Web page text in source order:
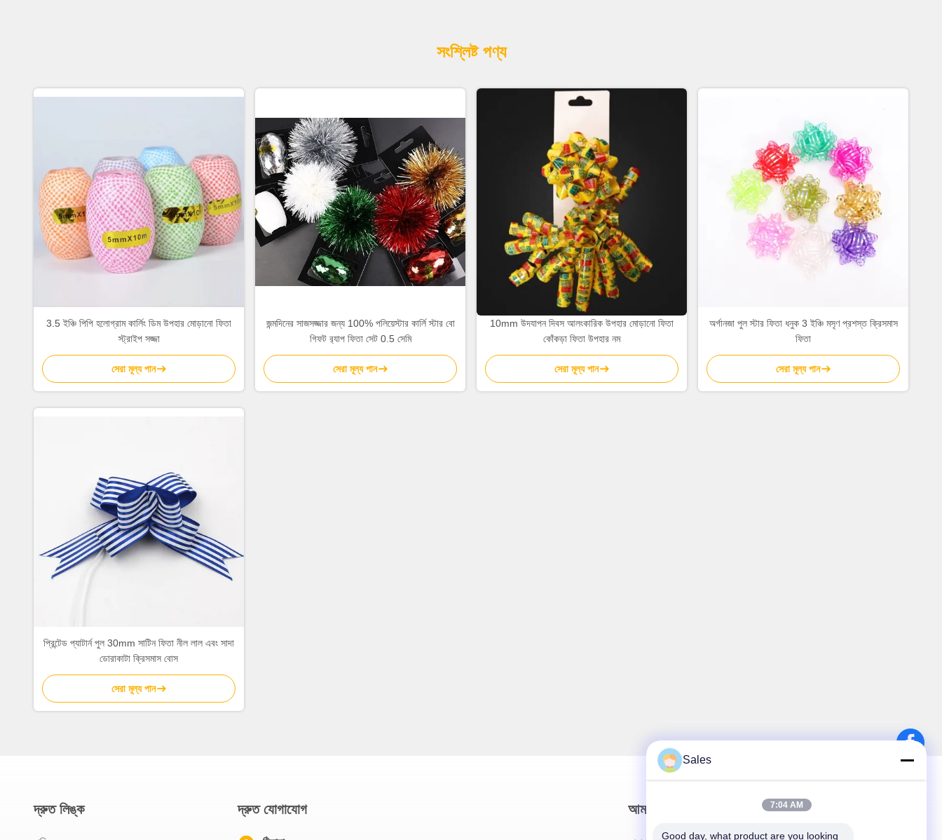
সংশ্লিষ্ট পণ্য
3.5 ইঞ্চি পিপি হলোগ্রাম কার্লিং ডিম উপহার মোড়ানো ফিতা
স্ট্রাইপ সজ্জা
সেরা মূল্য পান
জন্মদিনের সাজসজ্জার জন্য 100% পলিয়েস্টার কার্লি স্টার বো
গিফট র‍্যাপ ফিতা সেট 0.5 সেমি
সেরা মূল্য পান
10mm উদযাপন দিবস আলংকারিক উপহার মোড়ানো ফিতা
কোঁকড়া ফিতা উপহার নম
সেরা মূল্য পান
অর্গানজা পুল স্টার ফিতা ধনুক 3 ইঞ্চি মসৃণ প্রশস্ত ক্রিসমাস
ফিতা
সেরা মূল্য পান
প্রিন্টেড প্যাটার্ন পুল 30mm সাটিন ফিতা নীল লাল এবং সাদা
ডোরাকাটা ক্রিসমাস বোস
সেরা মূল্য পান
দ্রুত লিঙ্ক দ্রুত যোগাযোগ আমাদের নিউজলেটার
Sales
7:04 AM
Good day, what product are you looking